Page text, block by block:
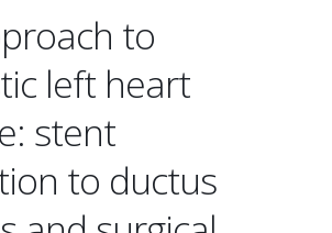
to
left heart
stent
to ductus